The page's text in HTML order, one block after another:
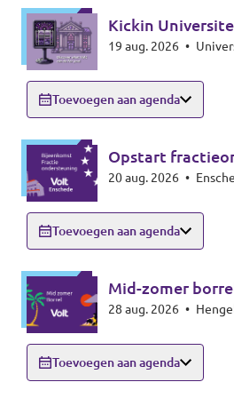
Kickin
19 aug. 2026 •
Toevoegen aan agenda
Opstart
20 aug. 2026 •
Toevoegen aan agenda
Mid-zomer
28 aug. 2026 •
Toevoegen aan agenda